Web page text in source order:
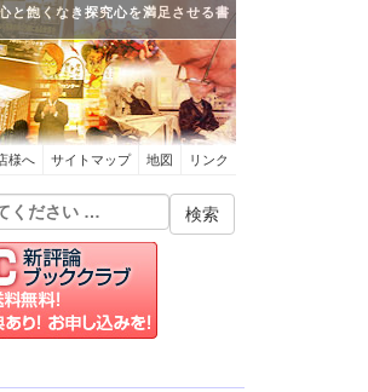
と飽くなき探究心を満足させる書
様へ サイトマップ 地図 リンク